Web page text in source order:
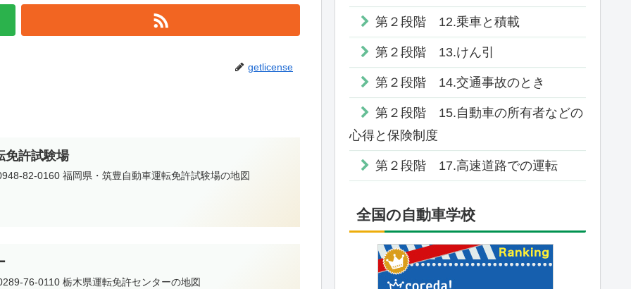
getlicense
免許試験場
82-0160 福岡県・筑豊自動車運転免許試験場の地図
76-0110 栃木県運転免許センターの地図
第２段階 12.乗車と積載
第２段階 13.けん引
第２段階 14.交通事故のとき
第２段階 15.自動車の所有者などの
心得と保険制度
第２段階 17.高速道路での運転
全国の自動車学校